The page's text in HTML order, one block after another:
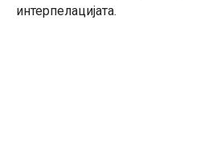
интерпелацијата.